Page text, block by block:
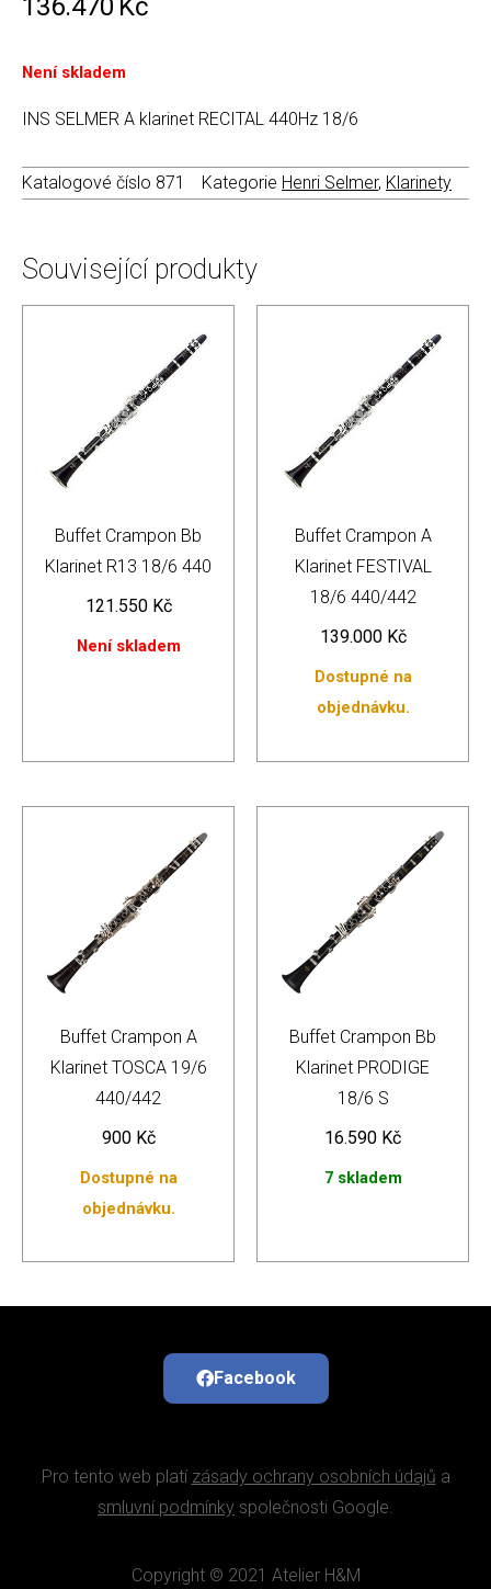
136.470 Kč
Není skladem
INS SELMER A klarinet RECITAL 440Hz 18/6
Katalogové číslo 871 Kategorie Henri Selmer, Klarinety
Související produkty
Buffet Crampon Bb
Klarinet R13 18/6 440
121.550 Kč
Není skladem
Buffet Crampon A
Klarinet FESTIVAL
18/6 440/442
139.000 Kč
Dostupné na
objednávku.
Buffet Crampon A
Klarinet TOSCA 19/6
440/442
900 Kč
Dostupné na
objednávku.
Buffet Crampon Bb
Klarinet PRODIGE
18/6 S
16.590 Kč
7 skladem
Facebook
Pro tento web platí zásady ochrany osobních údajů a
smluvní podmínky společnosti Google.
Copyright © 2021 Atelier H&M